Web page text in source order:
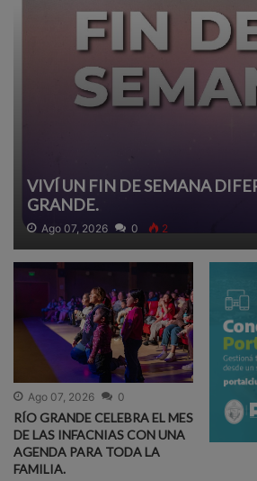
VIVÍ UN FIN DE SEMANA
GRANDE.
Ago 07, 2026 0 2
Ago 07, 2026 0
RÍO GRANDE CELEBRA EL MES
DE LAS INFACNIAS CON UNA
AGENDA PARA TODA LA
FAMILIA.